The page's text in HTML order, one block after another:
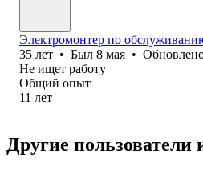
Электромонтер по
35 лет • Был 8 мая •
Не ищет работу
Общий опыт
11 лет
Другие пользователи